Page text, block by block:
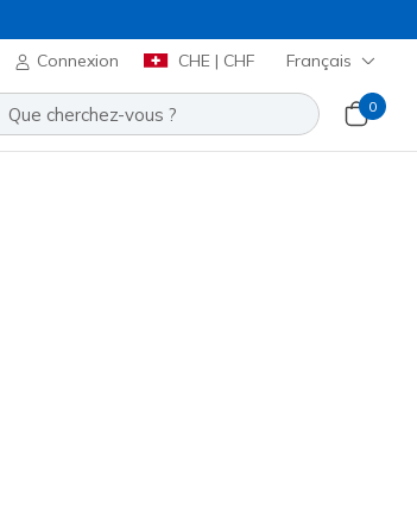
Connexion CHE | CHF Français
0